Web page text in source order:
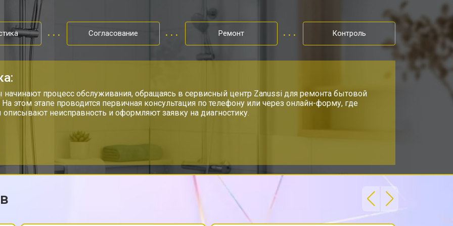
от 70 мин от 3600 ₽ Заказать
от 90 мин от 5800 ₽ Заказать
от 70 мин
от 3500 ₽
Согласование Ремонт Контроль
начинают процесс обслуживания, обращаясь в сервисный центр Zanussi для ремонта бытовой
На этом этапе проводится первичная консультация по телефону или через онлайн-форму, где
описывают неисправность и оформляют заявку на диагностику.